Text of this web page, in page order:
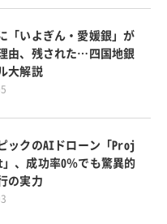
「いよぎん・愛媛銀」が
由、残された…四国地銀
大解説
ックのAIドローン「Proj
、成功率0％でも驚異的
の実力